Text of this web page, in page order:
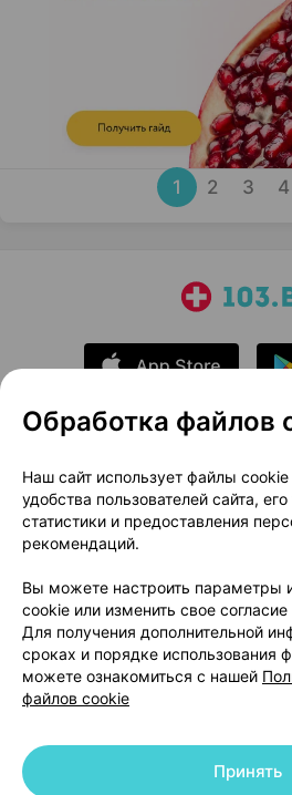
1 2 3 4
О проекте
Размещение рекламы
Публичный договор
Способы оплаты
Написать
Написать в
Персональные
© 2026 ООО «Артокс Лаб», УНП 191700409 |
Обработка файлов
Наш сайт использует файлы
удобства пользователей сайта,
статистики и предоставления
рекомендаций.
Вы можете настроить параметры
cookie или изменить свое
Для получения дополнительной
сроках и порядке использования
можете ознакомиться с нашей
файлов cookie
Принять